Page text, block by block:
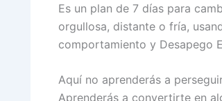
Es un plan de 7 días para
orgullosa, distante o fría,
comportamiento y Desapego
Aquí no aprenderás a
Aprenderás a convertirte en